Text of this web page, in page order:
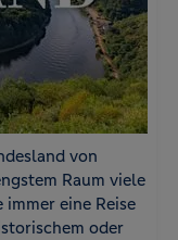
von
Raum viele
eine Reise
oder